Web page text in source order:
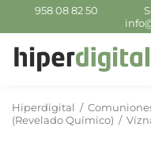
958 08 82 50
Hiperdigital /
(Revelado Químico) /